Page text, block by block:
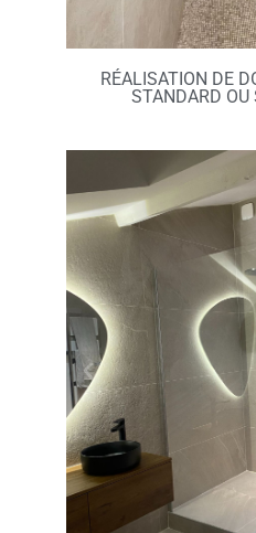
RÉALISATION DE
STANDARD OU